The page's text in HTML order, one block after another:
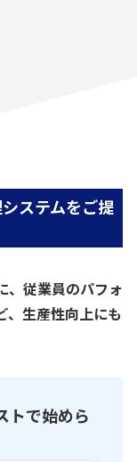
ステムをご提
、従業員のパフォ
、生産性向上にも
トで始めら